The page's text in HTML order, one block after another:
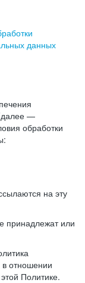
данных
—
обработки
на эту
принадлежат или
отношении
Политике.